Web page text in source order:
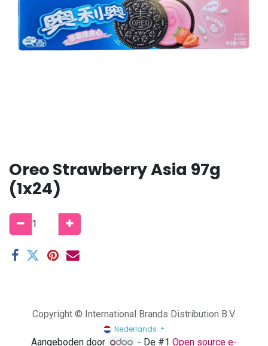
Oreo Strawberry Asia 97g
(1x24)
Copyright © International Brands Distribution B.V.
Nederlands
Aangeboden door - De #1Open source e-